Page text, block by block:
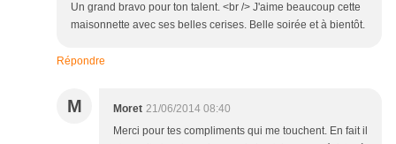
Un grand bravo pour ton talent. <br /> J'aime beaucoup cette
maisonnette avec ses belles cerises. Belle soirée et à bientôt.
Répondre
M Moret 21/06/2014 08:40
Merci pour tes compliments qui me touchent. En fait il